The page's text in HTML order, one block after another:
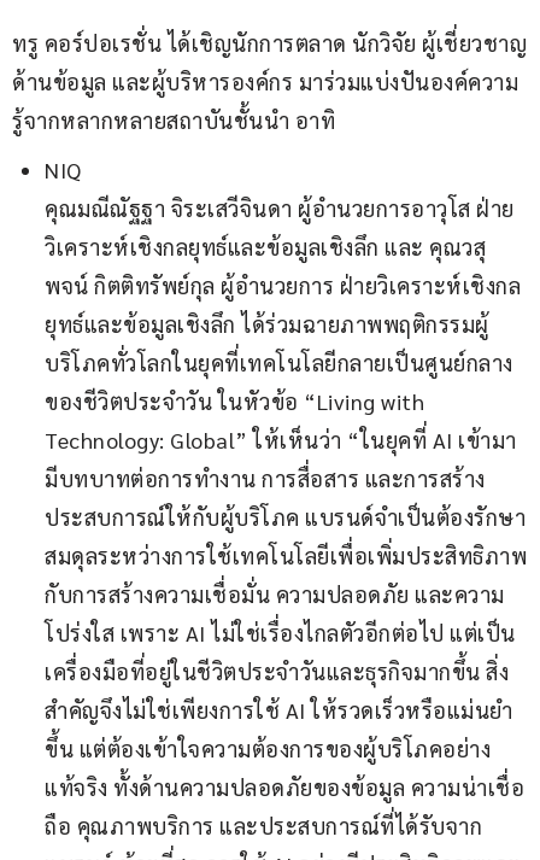
ทรู คอร์ปอเรชั่น ได้เชิญนักการตลาด นักวิจัย ผู้เชี่ยวชาญ
ด้านข้อมูล และผู้บริหารองค์กร มาร่วมแบ่งปันองค์ความ
รู้จากหลากหลายสถาบันชั้นนำ อาทิ
NIQ
คุณมณีณัฐฐา จิระเสวีจินดา ผู้อำนวยการอาวุโส ฝ่าย
วิเคราะห์เชิงกลยุทธ์และข้อมูลเชิงลึก และ คุณวสุ
พจน์ กิตติทรัพย์กุล ผู้อำนวยการ ฝ่ายวิเคราะห์เชิงกล
ยุทธ์และข้อมูลเชิงลึก ได้ร่วมฉายภาพพฤติกรรมผู้
บริโภคทั่วโลกในยุคที่เทคโนโลยีกลายเป็นศูนย์กลาง
ของชีวิตประจำวัน ในหัวข้อ “Living with
Technology: Global” ให้เห็นว่า “ในยุคที่ AI เข้ามา
มีบทบาทต่อการทำงาน การสื่อสาร และการสร้าง
ประสบการณ์ให้กับผู้บริโภค แบรนด์จำเป็นต้องรักษา
สมดุลระหว่างการใช้เทคโนโลยีเพื่อเพิ่มประสิทธิภาพ
กับการสร้างความเชื่อมั่น ความปลอดภัย และความ
โปร่งใส เพราะ AI ไม่ใช่เรื่องไกลตัวอีกต่อไป แต่เป็น
เครื่องมือที่อยู่ในชีวิตประจำวันและธุรกิจมากขึ้น สิ่ง
สำคัญจึงไม่ใช่เพียงการใช้ AI ให้รวดเร็วหรือแม่นยำ
ขึ้น แต่ต้องเข้าใจความต้องการของผู้บริโภคอย่าง
แท้จริง ทั้งด้านความปลอดภัยของข้อมูล ความน่าเชื่อ
ถือ คุณภาพบริการ และประสบการณ์ที่ได้รับจาก